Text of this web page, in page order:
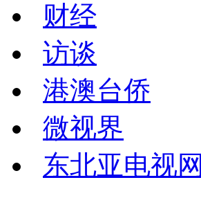
财经
访谈
港澳台侨
微视界
东北亚电视网